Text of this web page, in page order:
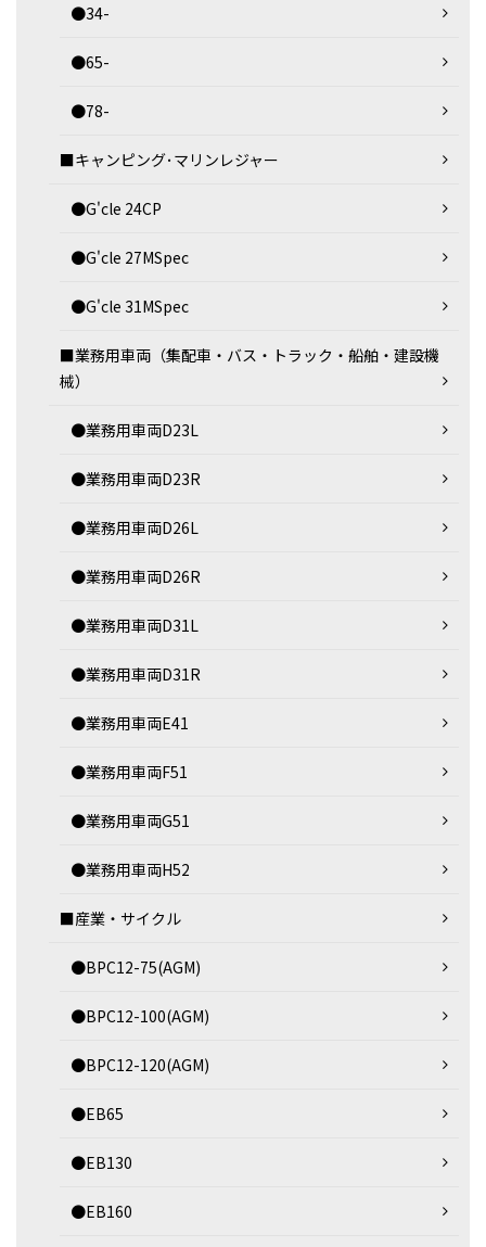
●34-
●65-
●78-
■キャンピング･マリンレジャー
●G'cle 24CP
●G'cle 27MSpec
●G'cle 31MSpec
■業務用車両（集配車・バス・トラック・船舶・建設機
械）
●業務用車両D23L
●業務用車両D23R
●業務用車両D26L
●業務用車両D26R
●業務用車両D31L
●業務用車両D31R
●業務用車両E41
●業務用車両F51
●業務用車両G51
●業務用車両H52
■産業・サイクル
●BPC12-75(AGM)
●BPC12-100(AGM)
●BPC12-120(AGM)
●EB65
●EB130
●EB160